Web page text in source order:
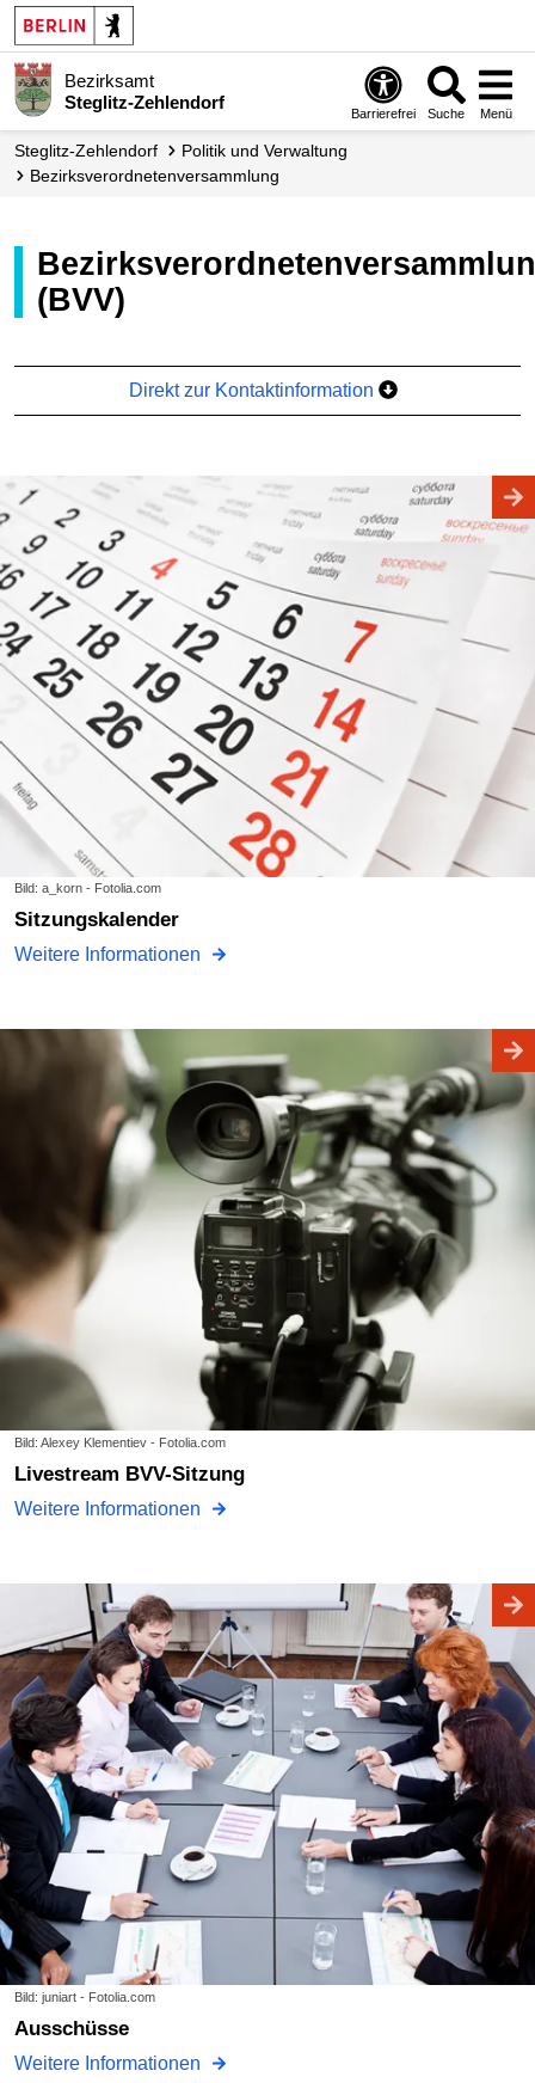
Bezirksamt
Steglitz-Zehlendorf
Barrierefrei Suche Menü
Steglitz-Zehlendorf
Politik und Verwaltung
Bezirks­verordneten­versammlung
Bezirksverordnetenversammlung
(BVV)
Direkt zur Kontaktinformation
Bild: a_korn - Fotolia.com
Sitzungskalender
Weitere Informationen
Bild: Alexey Klementiev - Fotolia.com
Livestream BVV-Sitzung
Weitere Informationen
Bild: juniart - Fotolia.com
Ausschüsse
Weitere Informationen